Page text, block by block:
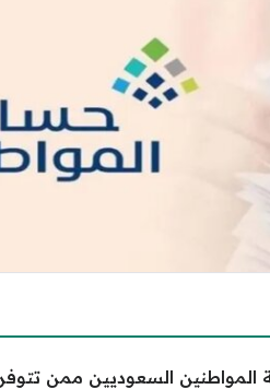
المواطنين السعوديين ممن